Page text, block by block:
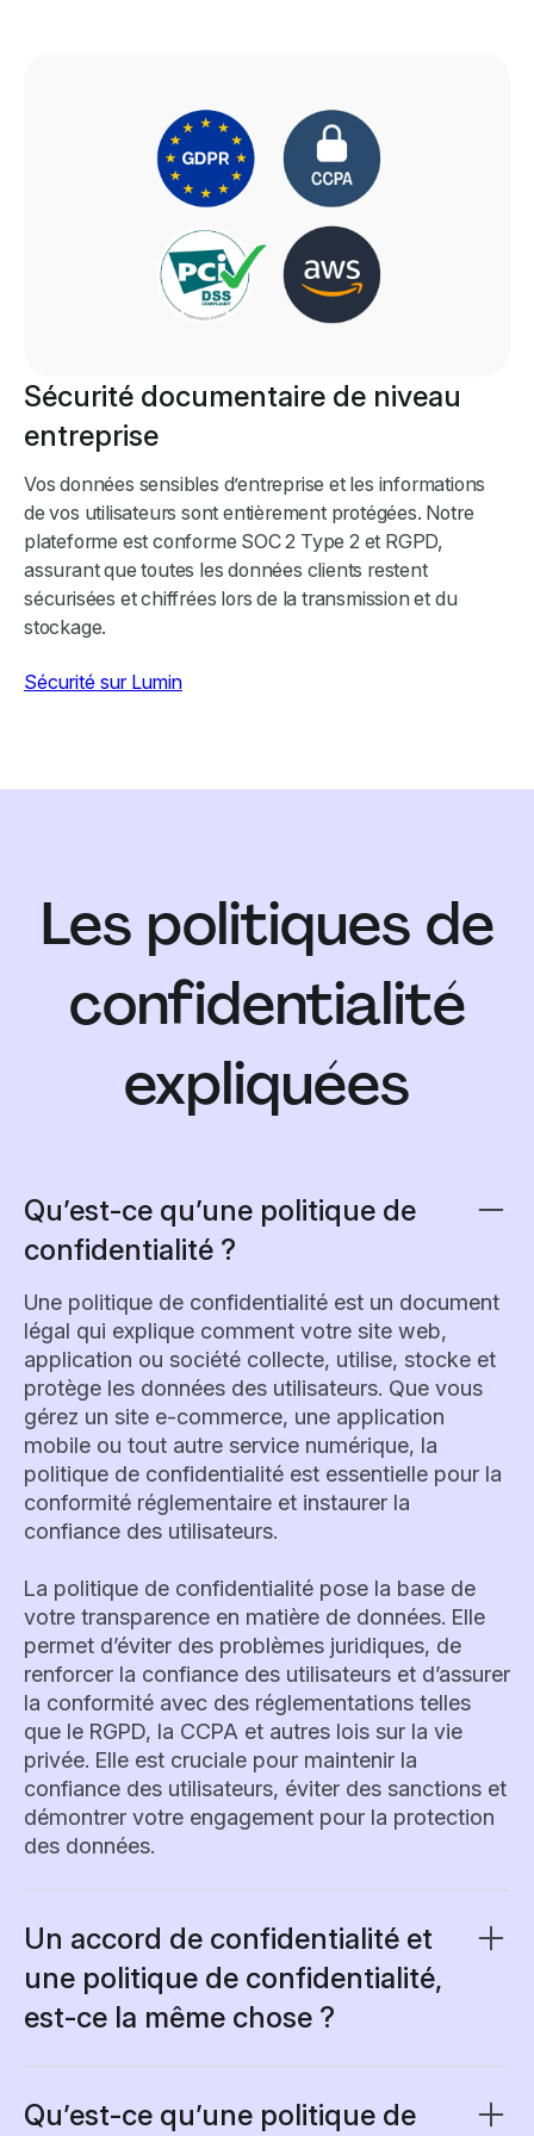
Sécurité documentaire de niveau
entreprise
Vos données sensibles d’entreprise et les informations
de vos utilisateurs sont entièrement protégées. Notre
plateforme est conforme SOC 2 Type 2 et RGPD,
assurant que toutes les données clients restent
sécurisées et chiffrées lors de la transmission et du
stockage.
Sécurité sur Lumin
Les politiques de
confidentialité
expliquées
Qu’est-ce qu’une politique de
confidentialité ?
Une politique de confidentialité est un document
légal qui explique comment votre site web,
application ou société collecte, utilise, stocke et
protège les données des utilisateurs. Que vous
gérez un site e-commerce, une application
mobile ou tout autre service numérique, la
politique de confidentialité est essentielle pour la
conformité réglementaire et instaurer la
confiance des utilisateurs.
La politique de confidentialité pose la base de
votre transparence en matière de données. Elle
permet d’éviter des problèmes juridiques, de
renforcer la confiance des utilisateurs et d’assurer
la conformité avec des réglementations telles
que le RGPD, la CCPA et autres lois sur la vie
privée. Elle est cruciale pour maintenir la
confiance des utilisateurs, éviter des sanctions et
démontrer votre engagement pour la protection
des données.
Un accord de confidentialité et
une politique de confidentialité,
est-ce la même chose ?
confidentialité, correspond essentiellement à une
Qu’est-ce qu’une politique de